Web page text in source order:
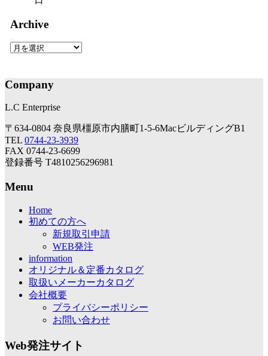
Archive
Archive
Company
L.C Enterprise
〒634-0804 奈良県橿原市内膳町1-5-6MacビルディングB1
TEL 0744-23-3939
FAX 0744-23-6699
登録番号 T4810256296981
Menu
Home
初めての方へ
新規取引申請
WEB発注
information
オリジナル＆定番カタログ
取扱いメーカーカタログ
会社概要
プライバシーポリシー
お問い合わせ
Web発注サイト